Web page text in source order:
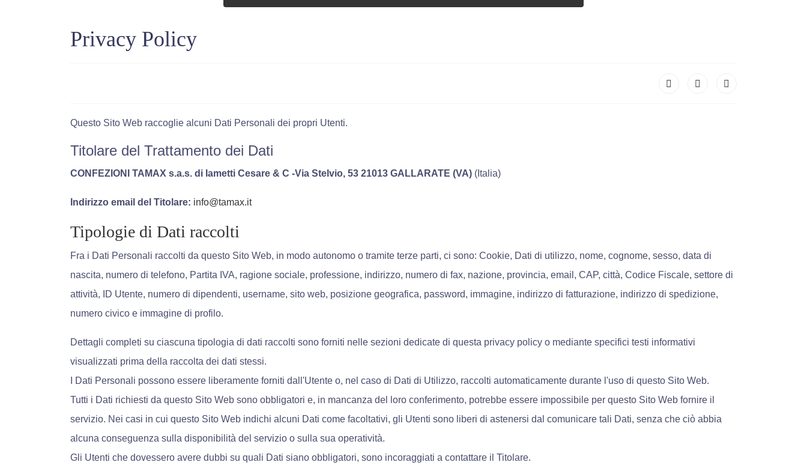
Privacy Policy
Questo Sito Web raccoglie alcuni Dati Personali dei propri Utenti.
Titolare del Trattamento dei Dati
CONFEZIONI TAMAX s.a.s. di Iametti Cesare & C -Via Stelvio, 53 21013 GALLARATE (VA) (Italia)
Indirizzo email del Titolare: info@tamax.it
Tipologie di Dati raccolti
Fra i Dati Personali raccolti da questo Sito Web, in modo autonomo o tramite terze parti, ci sono: Cookie, Dati di utilizzo, nome, cognome, sesso, data di
nascita, numero di telefono, Partita IVA, ragione sociale, professione, indirizzo, numero di fax, nazione, provincia, email, CAP, città, Codice Fiscale, settore di
attività, ID Utente, numero di dipendenti, username, sito web, posizione geografica, password, immagine, indirizzo di fatturazione, indirizzo di spedizione,
numero civico e immagine di profilo.
Dettagli completi su ciascuna tipologia di dati raccolti sono forniti nelle sezioni dedicate di questa privacy policy o mediante specifici testi informativi
visualizzati prima della raccolta dei dati stessi.
I Dati Personali possono essere liberamente forniti dall'Utente o, nel caso di Dati di Utilizzo, raccolti automaticamente durante l'uso di questo Sito Web.
Tutti i Dati richiesti da questo Sito Web sono obbligatori e, in mancanza del loro conferimento, potrebbe essere impossibile per questo Sito Web fornire il
servizio. Nei casi in cui questo Sito Web indichi alcuni Dati come facoltativi, gli Utenti sono liberi di astenersi dal comunicare tali Dati, senza che ciò abbia
alcuna conseguenza sulla disponibilità del servizio o sulla sua operatività.
Gli Utenti che dovessero avere dubbi su quali Dati siano obbligatori, sono incoraggiati a contattare il Titolare.